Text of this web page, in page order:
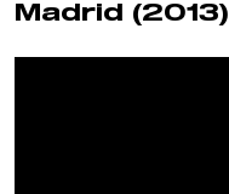
Madrid (2013)